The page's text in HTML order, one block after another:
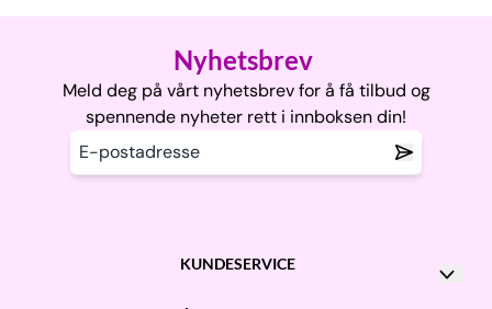
Nyhetsbrev
Meld deg på vårt nyhetsbrev for å få tilbud og
spennende nyheter rett i innboksen din!
KUNDESERVICE